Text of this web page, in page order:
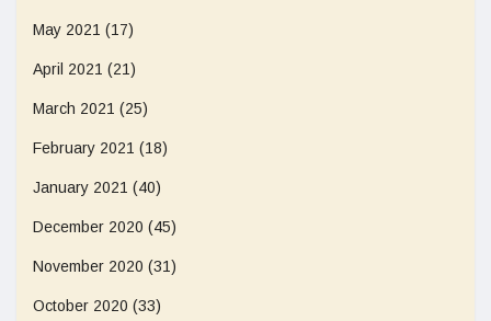
May 2021 (17)
April 2021 (21)
March 2021 (25)
February 2021 (18)
January 2021 (40)
December 2020 (45)
November 2020 (31)
October 2020 (33)